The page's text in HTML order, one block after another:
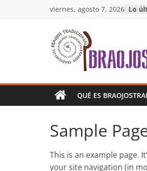
viernes, agosto 7, 2026 Lo
Braojos
Cultura
en
de
la
QUÉ ES
Sample
This is an example page.
your site navigation (in